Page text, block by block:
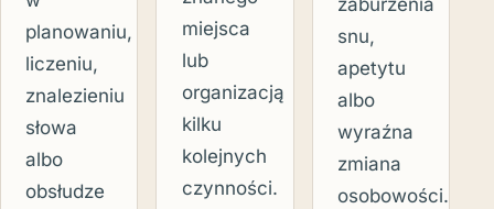
planowaniu,
liczeniu,
znalezieniu
słowa
albo
obsłudze
miejsca
lub
organizacją
kilku
kolejnych
czynności.
zaburzenia
snu,
apetytu
albo
wyraźna
zmiana
osobowości.